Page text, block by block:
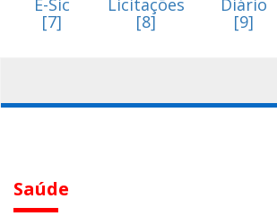
E-Sic
[7]
Licitações
[8]
Diário
[9]
Saúde